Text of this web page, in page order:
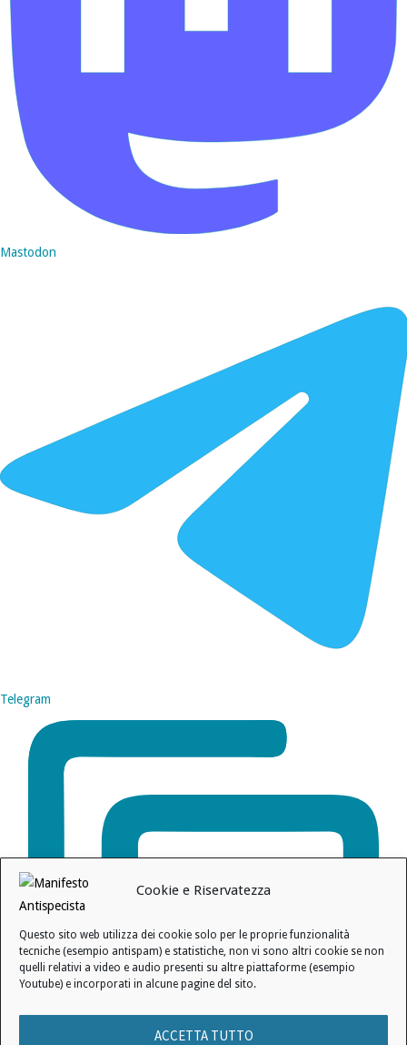
Cookie e Riservatezza
Questo sito web utilizza dei cookie solo per le proprie funzionalità
tecniche (esempio antispam) e statistiche, non vi sono altri cookie se non
quelli relativi a video e audio presenti su altre piattaforme (esempio
Youtube) e incorporati in alcune pagine del sito.
ACCETTA TUTTO
Mastodon
Telegram